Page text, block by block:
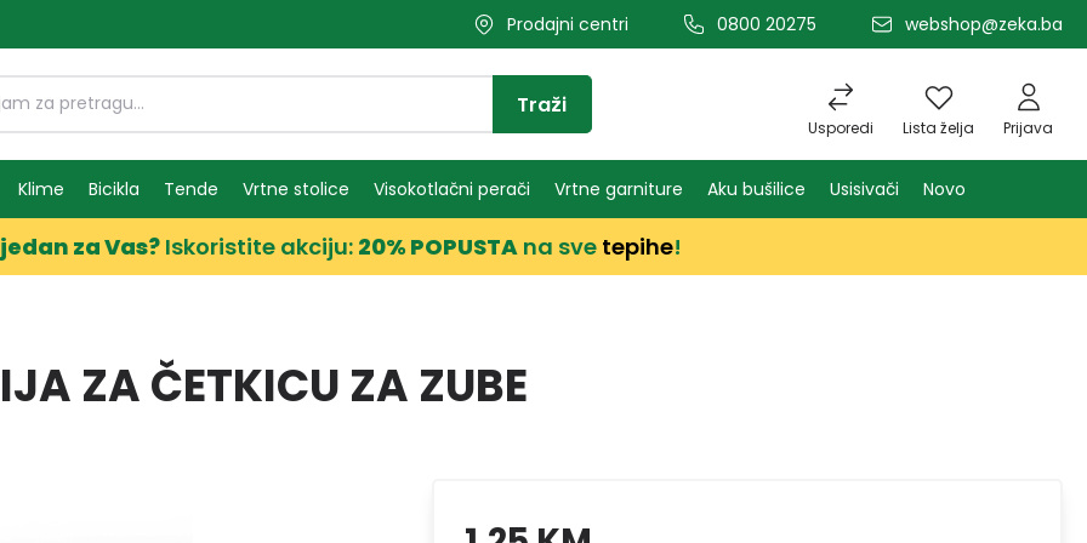
Prodajni centri 0800 20275 webshop@zeka.ba
Usporedi Lista želja Prijava
Traži
Klime Bicikla Tende Vrtne stolice Visokotlačni perači Vrtne garniture Aku bušilice Usisivači Novo
za Vas?Iskoristite akciju: 20% POPUSTA na sve tepihe!
ZA ČETKICU ZA ZUBE